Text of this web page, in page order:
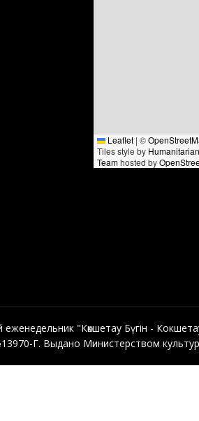
Leaflet | ©
Tiles style by
Teamhosted by
"Көкшетау Бүгін -
Г. Выдано Министерством